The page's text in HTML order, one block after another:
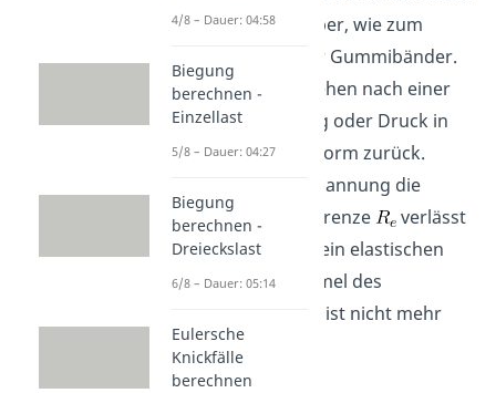
elastischen Festkörper, wie zum
Beispiel Federn oder Gummibänder.
Elastische Körper gehen nach einer
Belastung durch Zug oder Druck in
ihre ursprüngliche Form zurück.
Überschreitet die Spannung die
sogenannte Streckgrenze
verlässt
der Werkstoff den rein elastischen
Bereich und die Formel des
Hookeschen Gesetz ist nicht mehr
gültig.
4/8 – Dauer: 04:58
Biegung
berechnen -
Einzellast
5/8 – Dauer: 04:27
Biegung
berechnen -
Dreieckslast
6/8 – Dauer: 05:14
Eulersche
Knickfälle
berechnen